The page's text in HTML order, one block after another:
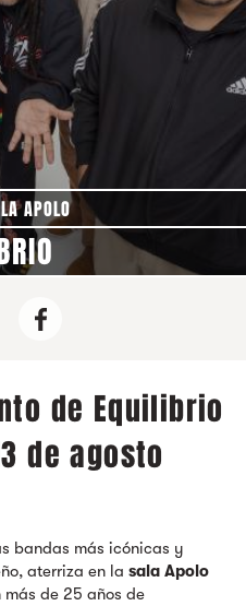
APOLO
de Equilibrio
de agosto
bandas más icónicas y
aterriza en la sala Apolo
más de 25 años de